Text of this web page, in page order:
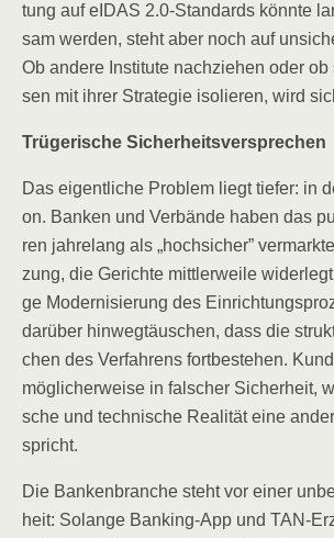
tung auf eIDAS 2.0‑Standards könn­te
sam wer­den, steht aber noch auf
Ob ande­re Insti­tu­te nach­zie­hen oder
sen mit ihrer Stra­te­gie iso­lie­ren, wird
Trü­ge­ri­sche Sicherheitsversprechen
Das eigent­li­che Pro­blem liegt tie­fer: in
on. Ban­ken und Ver­bän­de haben das
ren jah­re­lang als „hoch­si­cher”
zung, die Gerich­te mitt­ler­wei­le
ge Moder­ni­sie­rung des
dar­über hin­weg­täu­schen, dass die
chen des Ver­fah­rens fort­be­stehen.
mög­li­cher­wei­se in fal­scher Sicher­heit,
sche und tech­ni­sche Rea­li­tät eine
spricht.
Die Ban­ken­bran­che steht vor einer
heit: Solan­ge Ban­king-App und TAN-